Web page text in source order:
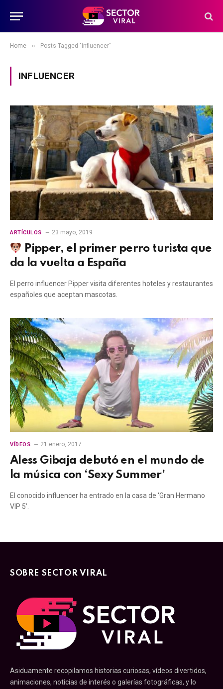
Home » Posts Tagged "influencer"
INFLUENCER
ARTÍCULOS 23 mayo, 2019
Pipper, el primer perro turista que
da la vuelta a España
El perro influencer Pipper visita diferentes hoteles y restaurantes
españoles que aceptan mascotas.
VÍDEOS 21 enero, 2017
Aless Gibaja debutó en el mundo de
la música con ‘Sexy Summer’
El conocido influencer ha entrado en la casa de ‘Gran Hermano
VIP 5’.
SOBRE SECTOR VIRAL
Asiduamente recopilamos historias curiosas, vídeos divertidos,
animaciones, noticias de interés o galerías fotográficas, y lo